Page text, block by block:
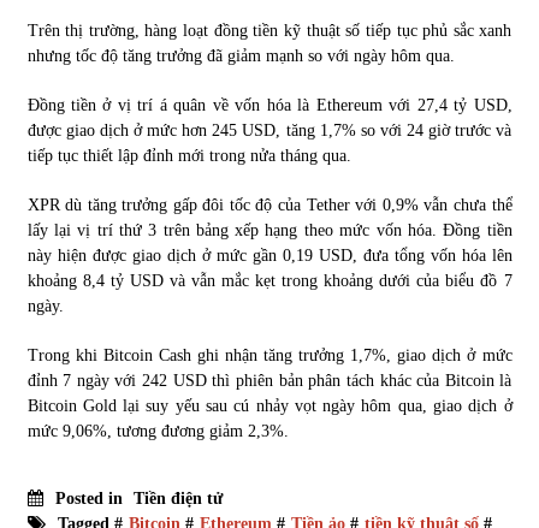
Trên thị trường, hàng loạt đồng tiền kỹ thuật số tiếp tục phủ sắc xanh
nhưng tốc độ tăng trưởng đã giảm mạnh so với ngày hôm qua.
Đồng tiền ở vị trí á quân về vốn hóa là Ethereum với 27,4 tỷ USD,
được giao dịch ở mức hơn 245 USD, tăng 1,7% so với 24 giờ trước và
tiếp tục thiết lập đỉnh mới trong nửa tháng qua.
XPR dù tăng trưởng gấp đôi tốc độ của Tether với 0,9% vẫn chưa thể
lấy lại vị trí thứ 3 trên bảng xếp hạng theo mức vốn hóa. Đồng tiền
này hiện được giao dịch ở mức gần 0,19 USD, đưa tổng vốn hóa lên
khoảng 8,4 tỷ USD và vẫn mắc kẹt trong khoảng dưới của biểu đồ 7
ngày.
Trong khi Bitcoin Cash ghi nhận tăng trưởng 1,7%, giao dịch ở mức
đỉnh 7 ngày với 242 USD thì phiên bản phân tách khác của Bitcoin là
Bitcoin Gold lại suy yếu sau cú nhảy vọt ngày hôm qua, giao dịch ở
mức 9,06%, tương đương giảm 2,3%.
Posted in
Tiền điện tử
Tagged # Bitcoin # Ethereum # Tiền ảo# tiền kỹ thuật số#